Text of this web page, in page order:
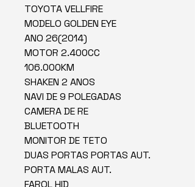
TOYOTA VELLFIRE
MODELO GOLDEN EYE
ANO 26(2014)
MOTOR 2.400CC
106.000KM
SHAKEN 2 ANOS
NAVI DE 9 POLEGADAS
CAMERA DE RE
BLUETOOTH
MONITOR DE TETO
DUAS PORTAS PORTAS AUT.
PORTA MALAS AUT.
FAROL HID